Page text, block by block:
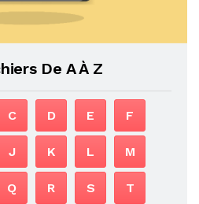
De A À Z
C D E F
J K L M
Q R S T